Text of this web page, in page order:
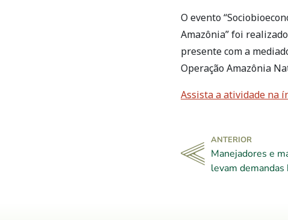
O evento
Amazônia” foi
presente com a
Operação Amazônia
Assista a atividade na
ANTERIOR
Manejadores e
levam